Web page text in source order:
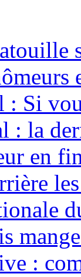
: Si
: la
en
: